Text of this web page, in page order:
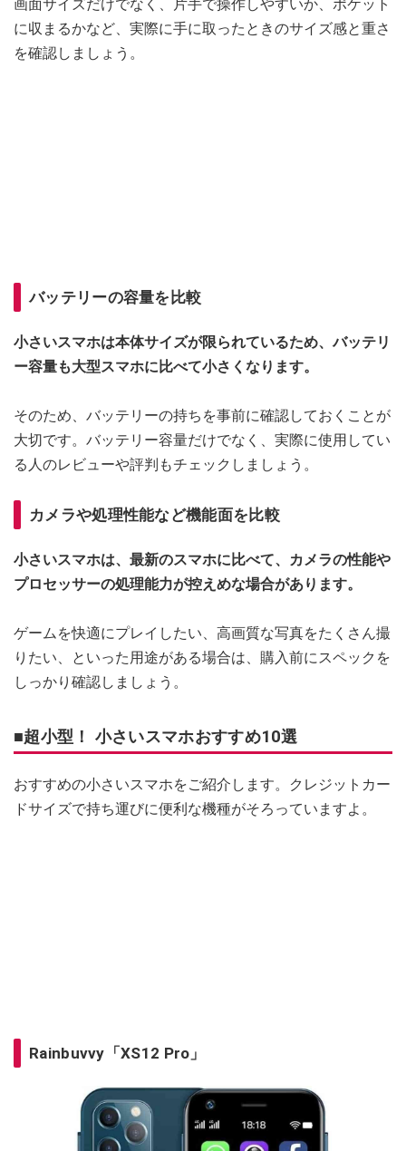
画面サイズだけでなく、片手で操作しやすいか、ポケット
に収まるかなど、実際に手に取ったときのサイズ感と重さ
を確認しましょう。
バッテリーの容量を比較
小さいスマホは本体サイズが限られているため、バッテリ
ー容量も大型スマホに比べて小さくなります。
そのため、バッテリーの持ちを事前に確認しておくことが
大切です。バッテリー容量だけでなく、実際に使用してい
る人のレビューや評判もチェックしましょう。
カメラや処理性能など機能面を比較
小さいスマホは、最新のスマホに比べて、カメラの性能や
プロセッサーの処理能力が控えめな場合があります。
ゲームを快適にプレイしたい、高画質な写真をたくさん撮
りたい、といった用途がある場合は、購入前にスペックを
しっかり確認しましょう。
■超小型！ 小さいスマホおすすめ10選
おすすめの小さいスマホをご紹介します。クレジットカー
ドサイズで持ち運びに便利な機種がそろっていますよ。
Rainbuvvy「XS12 Pro」